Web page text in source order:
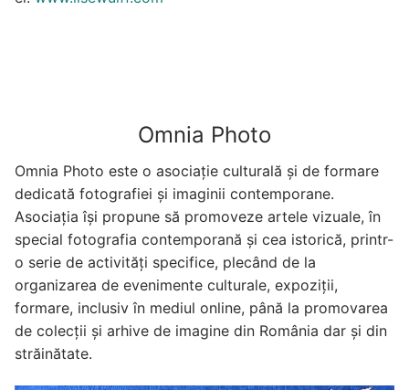
Omnia Photo
Omnia Photo este o asociație culturală și de formare
dedicată fotografiei și imaginii contemporane.
Asociația își propune să promoveze artele vizuale, în
special fotografia contemporană și cea istorică, printr-
o serie de activități specifice, plecând de la
organizarea de evenimente culturale, expoziții,
formare, inclusiv în mediul online, până la promovarea
de colecții și arhive de imagine din România dar și din
străinătate.